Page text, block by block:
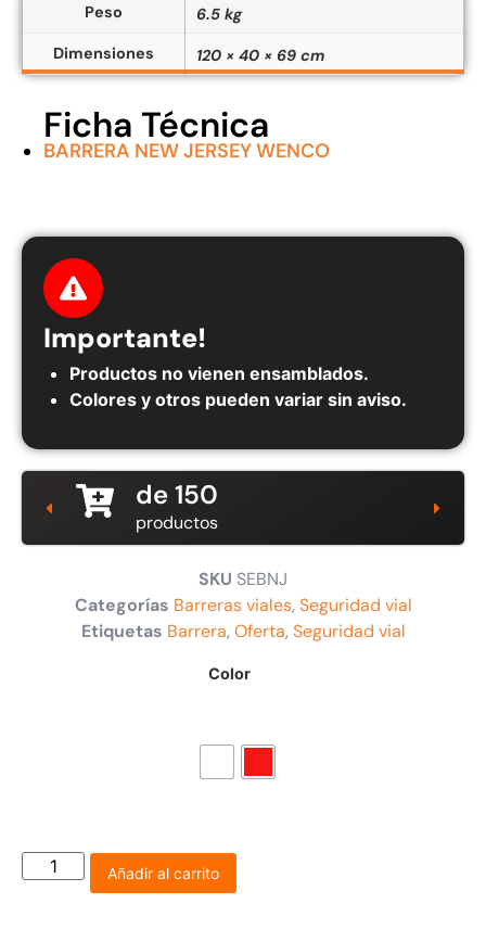
Peso
6.5 kg
Dimensiones
120 × 40 × 69 cm
Ficha Técnica
BARRERA NEW JERSEY WENCO
Importante!
Productos no vienen ensamblados.
Colores y otros pueden variar sin aviso.
de 150
productos
SKU SEBNJ
Categorías Barreras viales, Seguridad vial
Etiquetas Barrera, Oferta, Seguridad vial
Color
Añadir al carrito